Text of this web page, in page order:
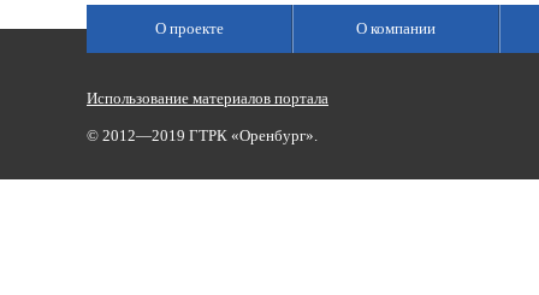
О проекте О компании
Использование материалов портала
© 2012—2019 ГТРК «Оренбург».
Сетевое издание «Государственный Интернет-Канал «Россия»